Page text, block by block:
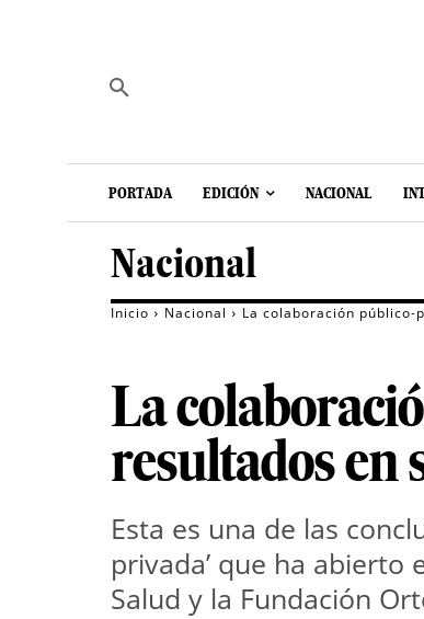
PORTADA EDICIÓN NACIONAL
Nacional
Inicio Nacional La colaboración
La
resultados en
Esta es una de las
privada’ que ha abierto
Salud y la Fundación